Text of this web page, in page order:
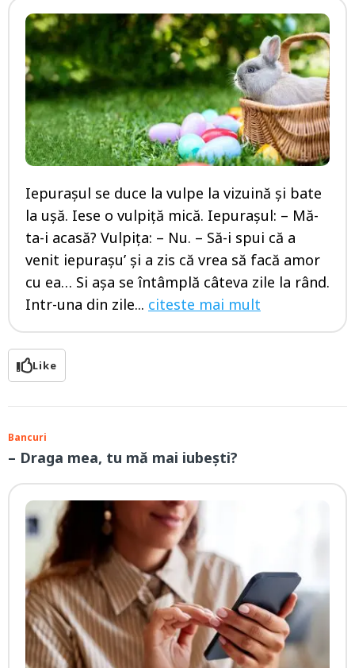
Iepurașul se duce la vulpe la vizuină și bate
la ușă. Iese o vulpiță mică. Iepurașul: – Mă-
ta-i acasă? Vulpița: – Nu. – Să-i spui că a
venit iepurașu’ și a zis că vrea să facă amor
cu ea… Si așa se întâmplă câteva zile la rând.
Intr-una din zile... citeste mai mult
Like
Bancuri
– Draga mea, tu mă mai iubești?